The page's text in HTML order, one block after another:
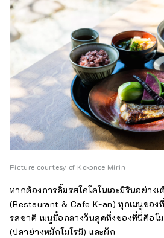
Picture courtesy of Kokonoe Mirin
หากต้องการลิ้มรสโคโคโนเอะมิรินอย่าง
(Restaurant & Cafe K-an) ทุกเมนูของ
รสชาติ เมนูมื้อกลางวันสุดทึ่งของที่นี่คือโ
(ปลาย่างหมักโมโรมิ) และผัก